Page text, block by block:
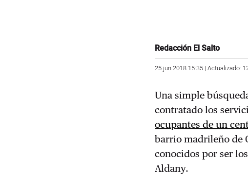
Redacción El Salto
25 jun 2018 15:35 | Actualizado:
Una simple
contratado los
ocupantes de un
barrio madrileño de
conocidos por ser
Aldany.